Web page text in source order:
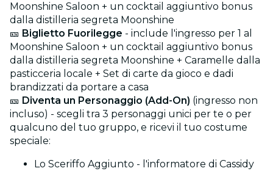
Moonshine Saloon + un cocktail aggiuntivo bonus
dalla distilleria segreta Moonshine
🎫 Biglietto Fuorilegge - include l'ingresso per 1 al
Moonshine Saloon + un cocktail aggiuntivo bonus
dalla distilleria segreta Moonshine + Caramelle dalla
pasticceria locale + Set di carte da gioco e dadi
brandizzati da portare a casa
🎫 Diventa un Personaggio (Add-On) (ingresso non
incluso) - scegli tra 3 personaggi unici per te o per
qualcuno del tuo gruppo, e ricevi il tuo costume
speciale:
Lo Sceriffo Aggiunto - l'informatore di Cassidy